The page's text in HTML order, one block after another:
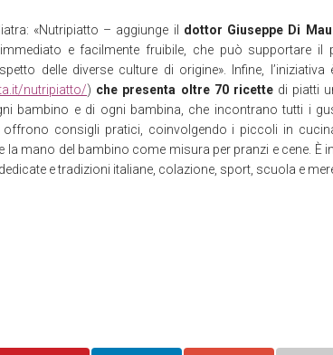
«Nutripiatto – aggiunge il dottor Giuseppe Di
e facilmente fruibile, che può supportare il
delle diverse culture di origine». Infine,
nutripiatto/) che presenta oltre 70 ricettedi piatti
bambino e di ogni bambina, che incontrano tutti i
offrono consigli pratici, coinvolgendo i piccoli in
mano del bambino come misura per pranzi e cene. È
e tradizioni italiane, colazione, sport, scuola e